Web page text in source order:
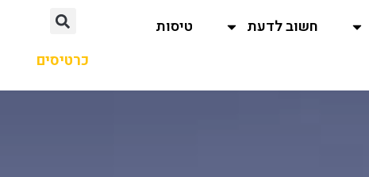
חשוב לדעת
טיסות
כרטיסים